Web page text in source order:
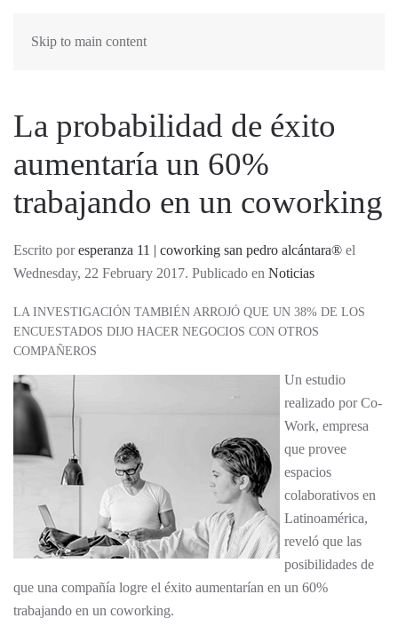
Skip to main content
La probabilidad de éxito
aumentaría un 60%
trabajando en un coworking
Escrito poresperanza 11 | coworking san pedro alcántara® el
Wednesday, 22 February 2017. Publicado en Noticias
LA INVESTIGACIÓN TAMBIÉN ARROJÓ QUE UN 38% DE LOS
ENCUESTADOS DIJO HACER NEGOCIOS CON OTROS
COMPAÑEROS
Un estudio
realizado por Co-
Work, empresa
que provee
espacios
colaborativos en
Latinoamérica,
reveló que las
posibilidades de
que una compañía logre el éxito aumentarían en un 60%
trabajando en un coworking.